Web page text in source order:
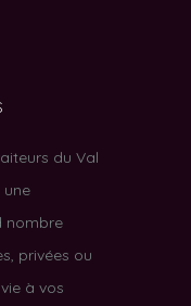
du Val
une
nombre
privées ou
à vos